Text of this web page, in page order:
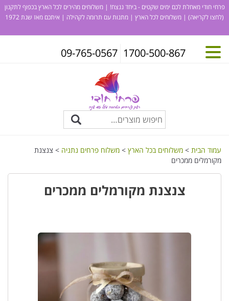
פרחי חודי מאחלת לכם ימים שקטים - ביחד ננצח! | משלוחים מהירים לכל הארץ בכפוף לתקנון
(לחצו לקריאה) | משלוחים לכל הארץ | מתנות עם תרומה לקהילה | איתכם מאז שנת 1972
1700-500-867
09-765-0567
עמוד הבית > משלוחים בכל הארץ > משלוח פרחים נתניה > צנצנת
מקורמלים ממכרים
צנצנת מקורמלים ממכרים